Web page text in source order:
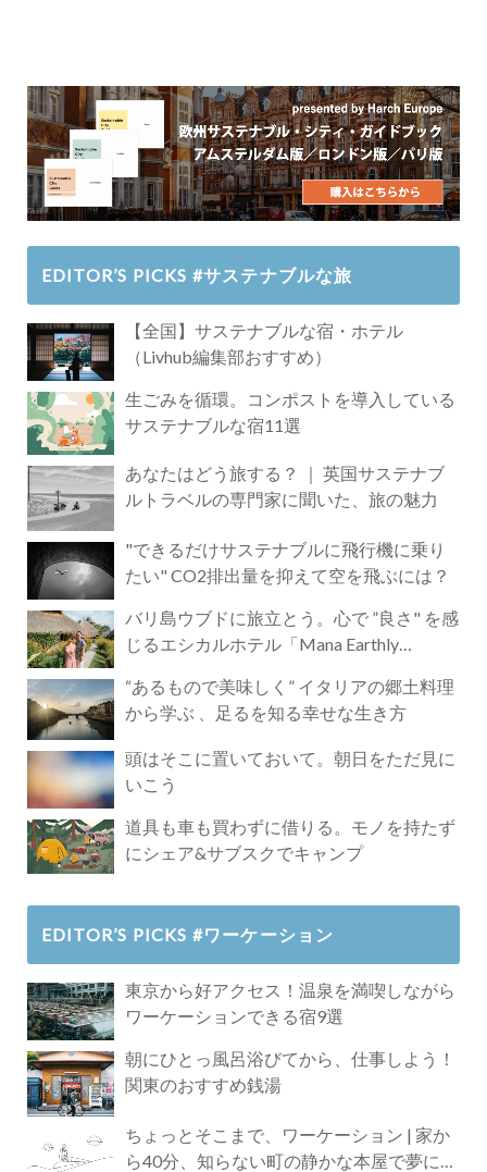
EDITOR’S PICKS #サステナブルな旅
【全国】サステナブルな宿・ホテル
（Livhub編集部おすすめ）
生ごみを循環。コンポストを導入している
サステナブルな宿11選
あなたはどう旅する？ ｜ 英国サステナブ
ルトラベルの専門家に聞いた、旅の魅力
"できるだけサステナブルに飛行機に乗り
たい" CO2排出量を抑えて空を飛ぶには？
バリ島ウブドに旅立とう。心で ”良さ" を感
じるエシカルホテル「Mana Earthly
“あるもので美味しく” イタリアの郷土料理
から学ぶ 、足るを知る幸せな生き方
頭はそこに置いておいて。朝日をただ見に
いこう
道具も車も買わずに借りる。モノを持たず
にシェア&サブスクでキャンプ
EDITOR’S PICKS #ワーケーション
東京から好アクセス！温泉を満喫しながら
ワーケーションできる宿9選
朝にひとっ風呂浴びてから、仕事しよう！
関東のおすすめ銭湯
ちょっとそこまで、ワーケーション | 家か
ら40分、知らない町の静かな本屋で夢に近